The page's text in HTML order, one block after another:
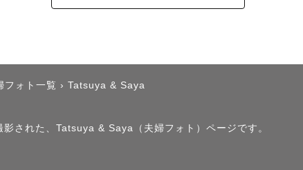
頃になります！(天候によって咲く時期が前後します
りの際は、僕が撮影した写真をご覧いただくか、ご
フォト一覧 › Tatsuya & Saya
された、Tatsuya & Saya（夫婦フォト）ページです。